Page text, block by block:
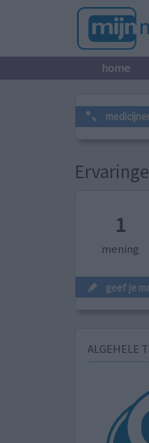
home
1
mening
geef je
ALGEHELE